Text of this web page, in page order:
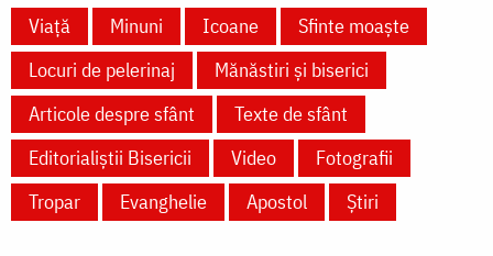
Viață Minuni Icoane
Sfinte moaște
Locuri de pelerinaj
Mănăstiri și biserici
Articole despre sfânt
Texte de sfânt
Editorialiștii Bisericii
Video
Fotografii
Tropar
Evanghelie Apostol Știri